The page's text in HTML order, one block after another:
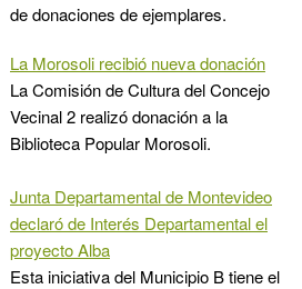
de donaciones de ejemplares.
La Morosoli recibió nueva donación
La Comisión de Cultura del Concejo
Vecinal 2 realizó donación a la
Biblioteca Popular Morosoli.
Junta Departamental de Montevideo
declaró de Interés Departamental el
proyecto Alba
Esta iniciativa del Municipio B tiene el